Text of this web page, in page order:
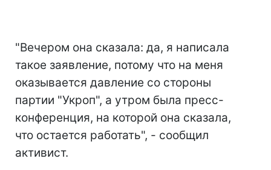
"Вечером она сказала: да, я написала
такое заявление, потому что на меня
оказывается давление со стороны
партии "Укроп", а утром была пресс-
конференция, на которой она сказала,
что остается работать", - сообщил
активист.